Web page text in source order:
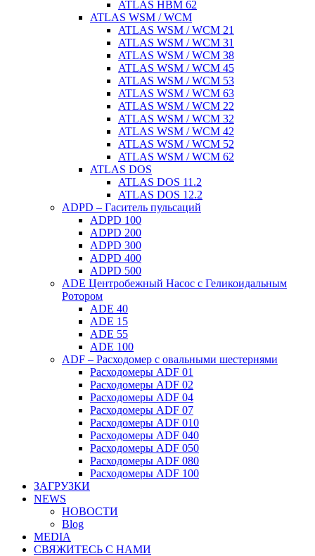
ATLAS HBM 62
ATLAS WSM / WCM
ATLAS WSM / WCM 21
ATLAS WSM / WCM 31
ATLAS WSM / WCM 38
ATLAS WSM / WCM 45
ATLAS WSM / WCM 53
ATLAS WSM / WCM 63
ATLAS WSM / WCM 22
ATLAS WSM / WCM 32
ATLAS WSM / WCM 42
ATLAS WSM / WCM 52
ATLAS WSM / WCM 62
ATLAS DOS
ATLAS DOS 11.2
ATLAS DOS 12.2
ADPD – Гаситель пульсаций
ADPD 100
ADPD 200
ADPD 300
ADPD 400
ADPD 500
ADE Центробежный Насос с Геликоидальным
Ротором
ADE 40
ADE 15
ADE 55
ADE 100
ADF – Расходомер с овальными шестернями
Расходомеры ADF 01
Расходомеры ADF 02
Расходомеры ADF 04
Расходомеры ADF 07
Расходомеры ADF 010
Расходомеры ADF 040
Расходомеры ADF 050
Расходомеры ADF 080
Расходомеры ADF 100
ЗАГРУЗКИ
NEWS
НОВОСТИ
Blog
MEDIA
СВЯЖИТЕСЬ С НАМИ